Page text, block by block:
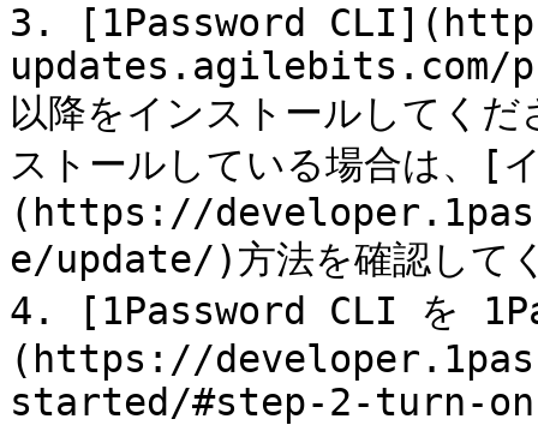
3. [1Password
updates.agilebits.com/
以降をインストールしてく
ストールしている場合は、[
(https://
e/update/)方法を確認して
4. [1Password CLI を
(https://
started/#step-2-turn-